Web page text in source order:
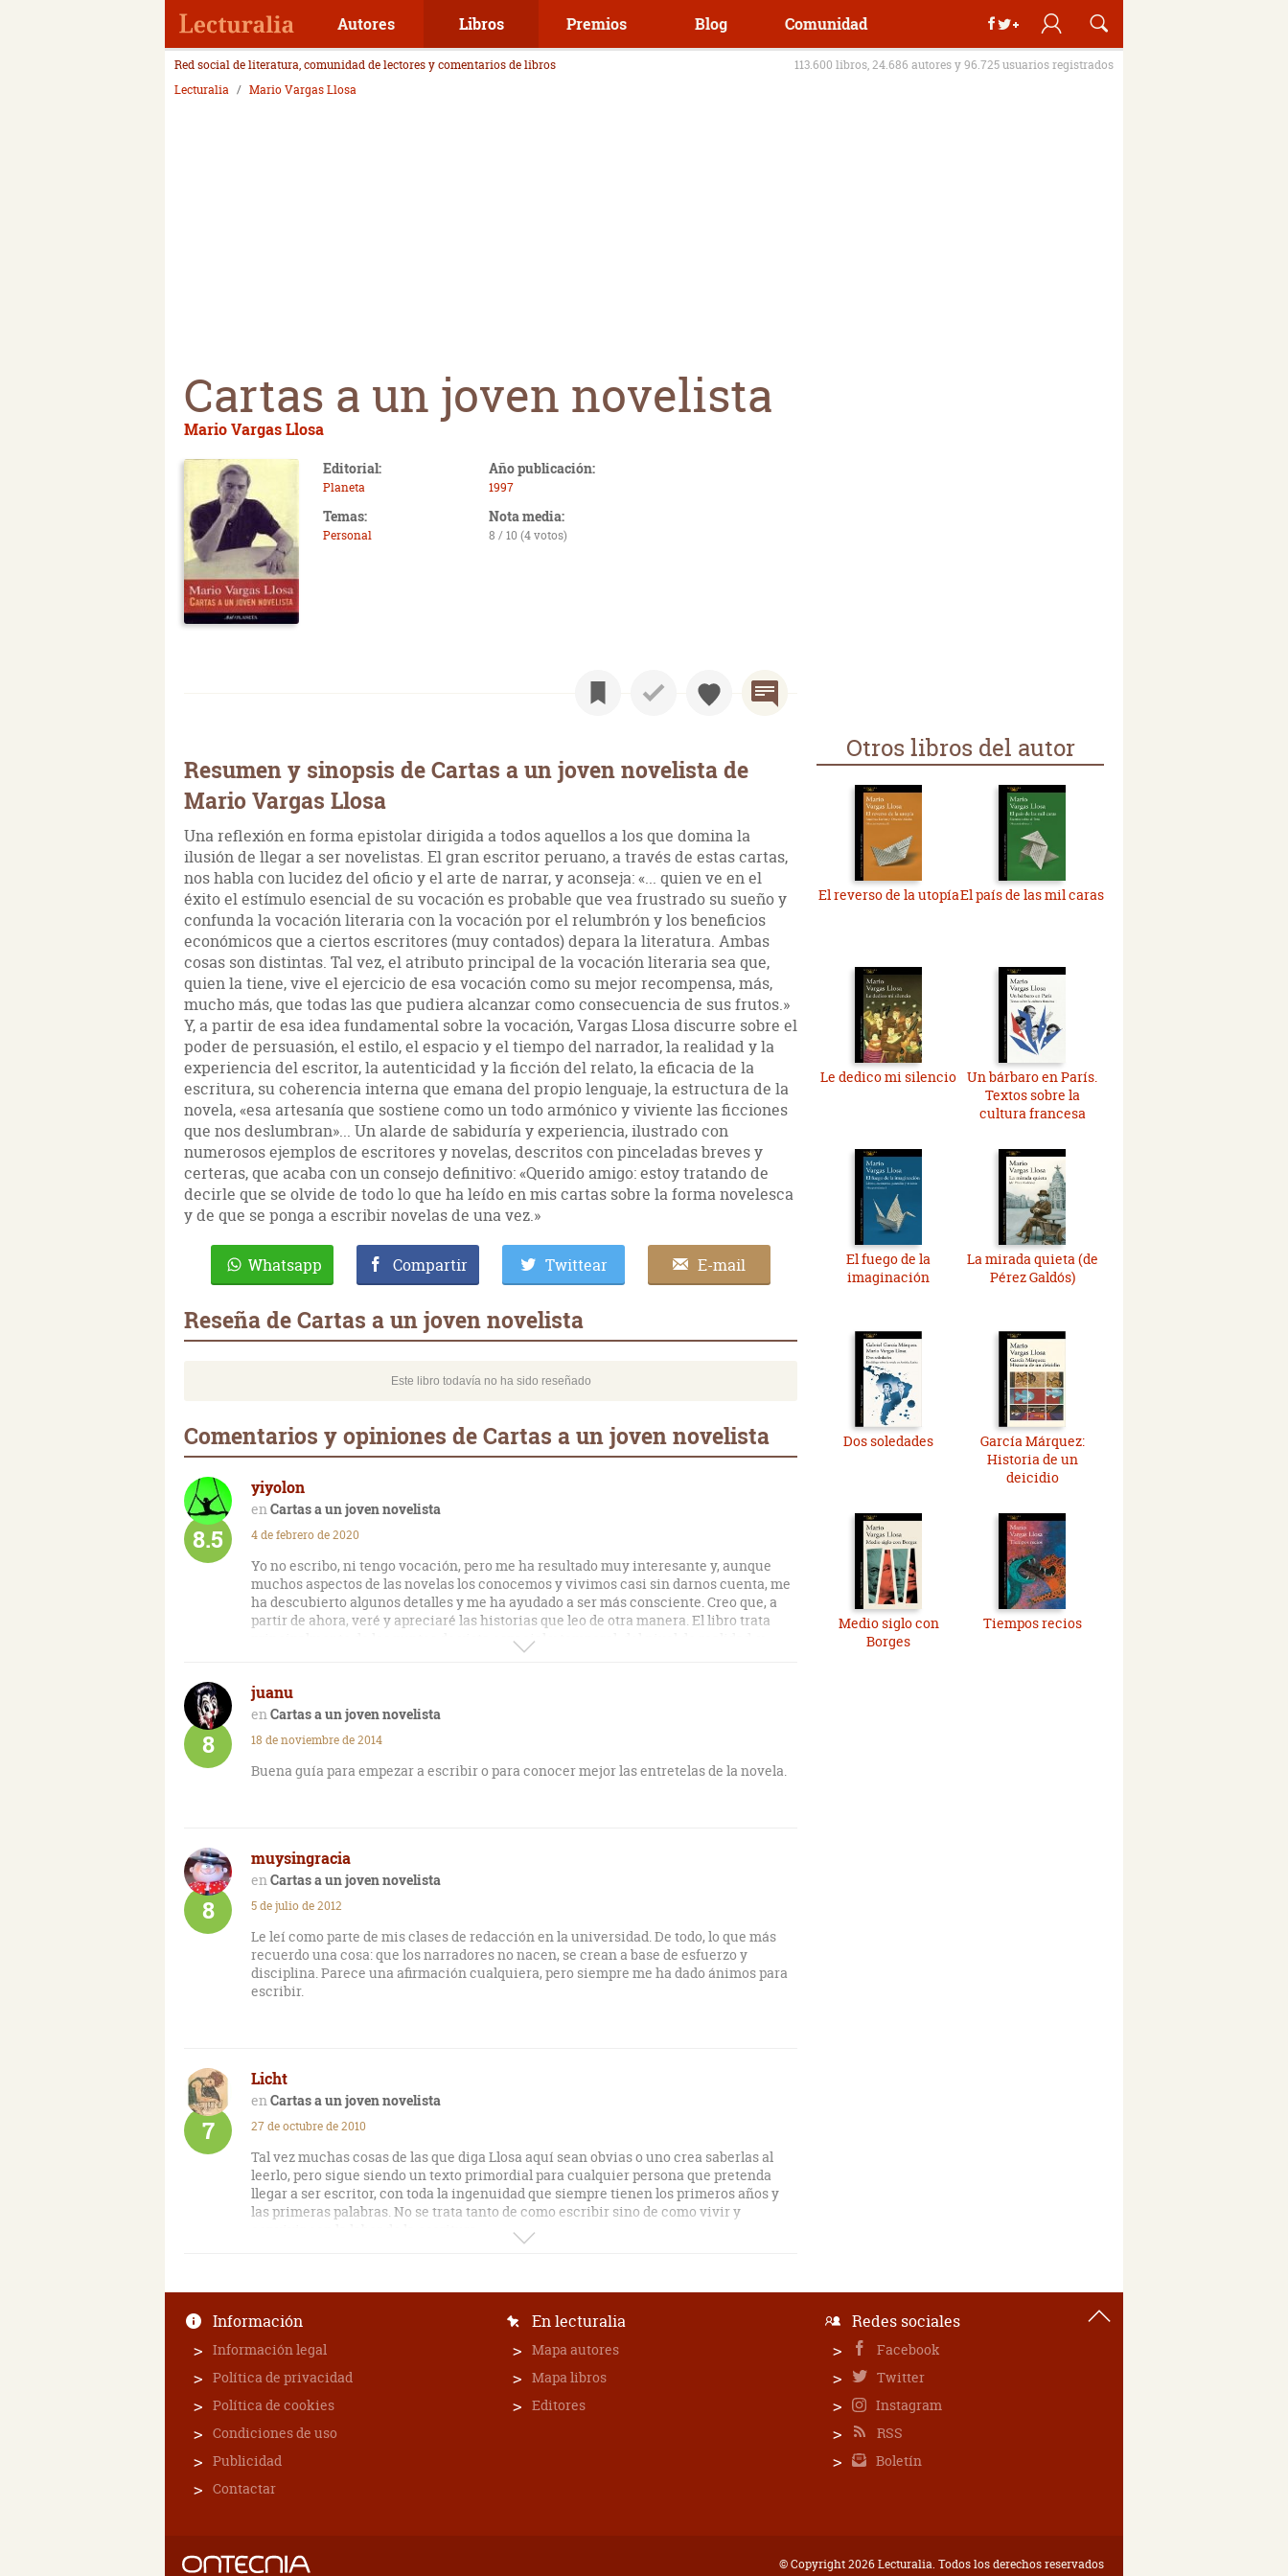
Autores Libros Premios Blog Comunidad
Red social de literatura, comunidad de lectores y comentarios de libros
113.600 libros, 24.686 autores y 96.725 usuarios registrados
Lecturalia
Mario Vargas Llosa
Cartas a un joven novelista
Mario Vargas Llosa
Editorial:
Planeta
Año publicación:
1997
Temas:
Personal
Nota media:
8 / 10 (4 votos)
Resumen y sinopsis de Cartas a un joven novelista de
Mario Vargas Llosa
Una reflexión en forma epistolar dirigida a todos aquellos a los que domina la
ilusión de llegar a ser novelistas. El gran escritor peruano, a través de estas cartas,
nos habla con lucidez del oficio y el arte de narrar, y aconseja: «... quien ve en el
éxito el estímulo esencial de su vocación es probable que vea frustrado su sueño y
confunda la vocación literaria con la vocación por el relumbrón y los beneficios
económicos que a ciertos escritores (muy contados) depara la literatura. Ambas
cosas son distintas. Tal vez, el atributo principal de la vocación literaria sea que,
quien la tiene, vive el ejercicio de esa vocación como su mejor recompensa, más,
mucho más, que todas las que pudiera alcanzar como consecuencia de sus frutos.»
Y, a partir de esa idea fundamental sobre la vocación, Vargas Llosa discurre sobre el
poder de persuasión, el estilo, el espacio y el tiempo del narrador, la realidad y la
experiencia del escritor, la autenticidad y la ficción del relato, la eficacia de la
escritura, su coherencia interna que emana del propio lenguaje, la estructura de la
novela, «esa artesanía que sostiene como un todo armónico y viviente las ficciones
que nos deslumbran»... Un alarde de sabiduría y experiencia, ilustrado con
numerosos ejemplos de escritores y novelas, descritos con pinceladas breves y
certeras, que acaba con un consejo definitivo: «Querido amigo: estoy tratando de
decirle que se olvide de todo lo que ha leído en mis cartas sobre la forma novelesca
y de que se ponga a escribir novelas de una vez.»
Whatsapp Compartir Twittear E-mail
Reseña de Cartas a un joven novelista
Este libro todavía no ha sido reseñado
Comentarios y opiniones de Cartas a un joven novelista
yiyolon
Cartas a un joven novelista
8.5 4 de febrero de 2020
Yo no escribo, ni tengo vocación, pero me ha resultado muy interesante y, aunque
muchos aspectos de las novelas los conocemos y vivimos casi sin darnos cuenta, me
ha descubierto algunos detalles y me ha ayudado a ser más consciente. Creo que, a
partir de ahora, veré y apreciaré las historias que leo de otra manera. El libro trata
principalmente de los puntos de vista espacial y temporal, del nivel de realidad, y
otros recursos o técnicas que desconocía en su denominación, principalmente las
precisión y ejemplos su utilización en las novelas, y de cómo todo ello se combina y
armoniza, resultando una coherencia interna que es el poder de persuasión de una
interés y atracción.
Pero lo que también tengo claro es que, siguiendo los consejos del autor, realmente lo
juanu
Cartas a un joven novelista
8 18 de noviembre de 2014
Buena guía para empezar a escribir o para conocer mejor las entretelas de la novela.
muysingracia
Cartas a un joven novelista
8 5 de julio de 2012
Le leí como parte de mis clases de redacción en la universidad. De todo, lo que más
recuerdo una cosa: que los narradores no nacen, se crean a base de esfuerzo y
disciplina. Parece una afirmación cualquiera, pero siempre me ha dado ánimos para
escribir.
Licht
Cartas a un joven novelista
7 27 de octubre de 2010
Tal vez muchas cosas de las que diga Llosa aquí sean obvias o uno crea saberlas al
leerlo, pero sigue siendo un texto primordial para cualquier persona que pretenda
llegar a ser escritor, con toda la ingenuidad que siempre tienen los primeros años y
las primeras palabras. No se trata tanto de como escribir sino de como vivir y
Otros libros del autor
El reverso de la utopíaEl país de las mil caras
Le dedico mi silencio Un bárbaro en París.
Textos sobre la
cultura francesa
El fuego de la
imaginación
La mirada quieta (de
Pérez Galdós)
Dos soledades
García Márquez:
Historia de un
deicidio
Medio siglo con
Borges
Tiempos recios
Información
Información legal
Política de privacidad
Política de cookies
Condiciones de uso
Publicidad
Contactar
En lecturalia
Mapa autores
Mapa libros
Editores
Redes sociales
Facebook
Twitter
Instagram
RSS
Boletín
© Copyright 2026 Lecturalia. Todos los derechos reservados